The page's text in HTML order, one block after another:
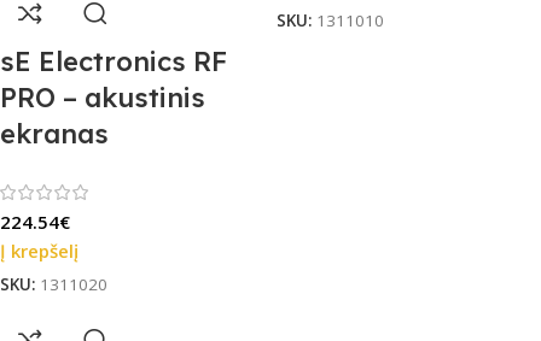
sE Electronics RF
PRO – akustinis
ekranas
224.54€
Į krepšelį
SKU: 1311020
SKU: 1311010